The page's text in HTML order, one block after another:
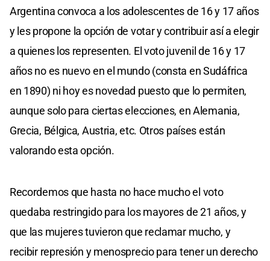
Argentina convoca a los adolescentes de 16 y 17 años
y les propone la opción de votar y contribuir así a elegir
a quienes los representen. El voto juvenil de 16 y 17
años no es nuevo en el mundo (consta en Sudáfrica
en 1890) ni hoy es novedad puesto que lo permiten,
aunque solo para ciertas elecciones, en Alemania,
Grecia, Bélgica, Austria, etc. Otros países están
valorando esta opción.
Recordemos que hasta no hace mucho el voto
quedaba restringido para los mayores de 21 años, y
que las mujeres tuvieron que reclamar mucho, y
recibir represión y menosprecio para tener un derecho